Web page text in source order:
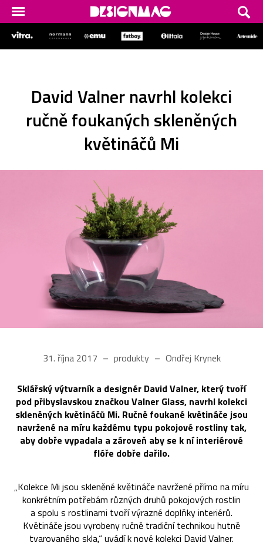
David Valner navrhl kolekci
ručně foukaných skleněných
květináčů Mi
31. října 2017 produkty Ondřej Krynek
Sklářský výtvarník a designér David Valner, který tvoří
pod přibyslavskou značkou Valner Glass, navrhl kolekci
skleněných květináčů Mi. Ručně foukané květináče jsou
navržené na míru každému typu pokojové rostliny tak,
aby dobře vypadala a zároveň aby se k ní interiérové
flóře dobře dařilo.
„Kolekce Mi jsou skleněné květináče navržené přímo na míru
konkrétním potřebám různých druhů pokojových rostlin
a spolu s rostlinami tvoří výrazné doplňky interiérů.
Květináče jsou vyrobeny ručně tradiční technikou hutně
tvarovaného skla,“ uvádí k nové kolekci David Valner.